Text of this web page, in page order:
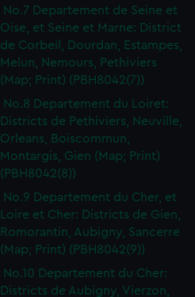
No.7 Departement de Seine et
Oise, et Seine et Marne: District
de Corbeil, Dourdan, Estampes,
Melun, Nemours, Pethiviers
(Map; Print) (PBH8042(7))
No.8 Departement du Loiret:
Districts de Pethiviers, Neuville,
Orleans, Boiscommun,
Montargis, Gien (Map; Print)
(PBH8042(8))
No.9 Departement du Cher, et
Loire et Cher: Districts de Gien,
Romorantin, Aubigny, Sancerre
(Map; Print) (PBH8042(9))
No.10 Departement du Cher:
Districts de Aubigny, Vierzon,